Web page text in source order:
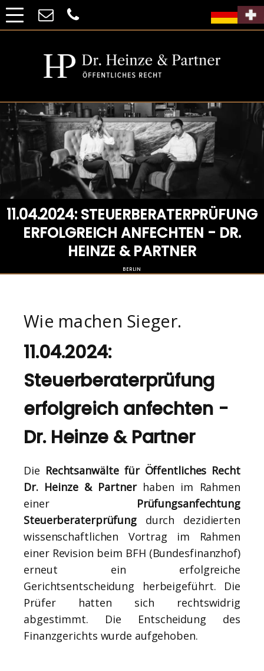
11.04.2024: STEUERBERATERPRÜFUNG
ERFOLGREICH ANFECHTEN - DR.
HEINZE & PARTNER
BERLIN
Wie machen Sieger.
11.04.2024:
Steuerberaterprüfung
erfolgreich anfechten -
Dr. Heinze & Partner
Die Rechtsanwälte für Öffentliches Recht
Dr. Heinze & Partnerhaben im Rahmen
einer Prüfungsanfechtung
Steuerberaterprüfung durch dezidierten
wissenschaftlichen Vortrag im Rahmen
einer Revision beim BFH (Bundesfinanzhof)
erneut ein erfolgreiche
Gerichtsentscheidung herbeigeführt. Die
Prüfer hatten sich rechtswidrig
abgestimmt. Die Entscheidung des
Finanzgerichts wurde aufgehoben.